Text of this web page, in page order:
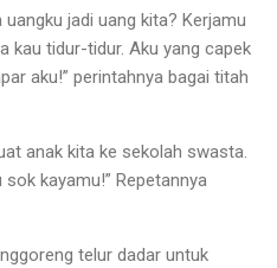
uangku jadi uang kita? Kerjamu
kau tidur-tidur. Aku yang capek
aku!” perintahnya bagai titah
anak kita ke sekolah swasta.
kayamu!” Repetannya
telur dadar untuk